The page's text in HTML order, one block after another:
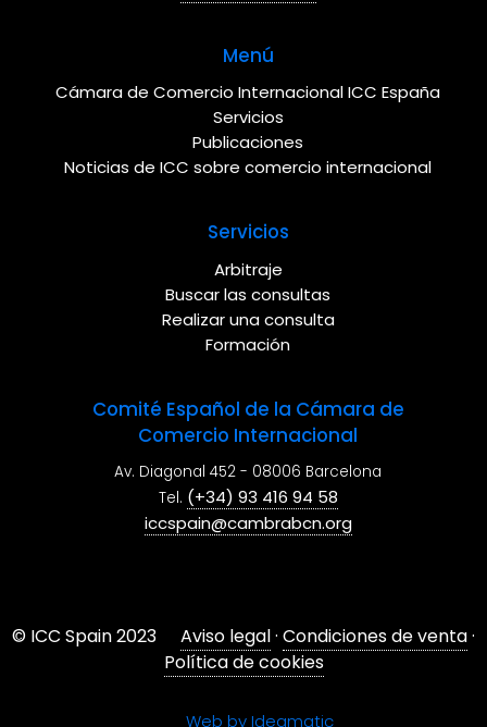
Menú
Cámara de Comercio Internacional ICC España
Servicios
Publicaciones
Noticias de ICC sobre comercio internacional
Servicios
Arbitraje
Buscar las consultas
Realizar una consulta
Formación
Comité Español de la Cámara de
Comercio Internacional
Av. Diagonal 452 - 08006 Barcelona
Tel. (+34) 93 416 94 58
iccspain@cambrabcn.org
© ICC Spain 2023 Aviso legal·Condiciones de venta·
Política de cookies
Web by Ideamatic